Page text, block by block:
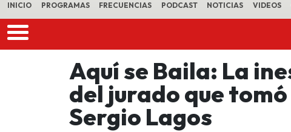
INICIO PROGRAMAS FRECUENCIAS PODCAST NOTICIAS VIDEOS
Aquí se Baila: La
del jurado que
Sergio Lagos